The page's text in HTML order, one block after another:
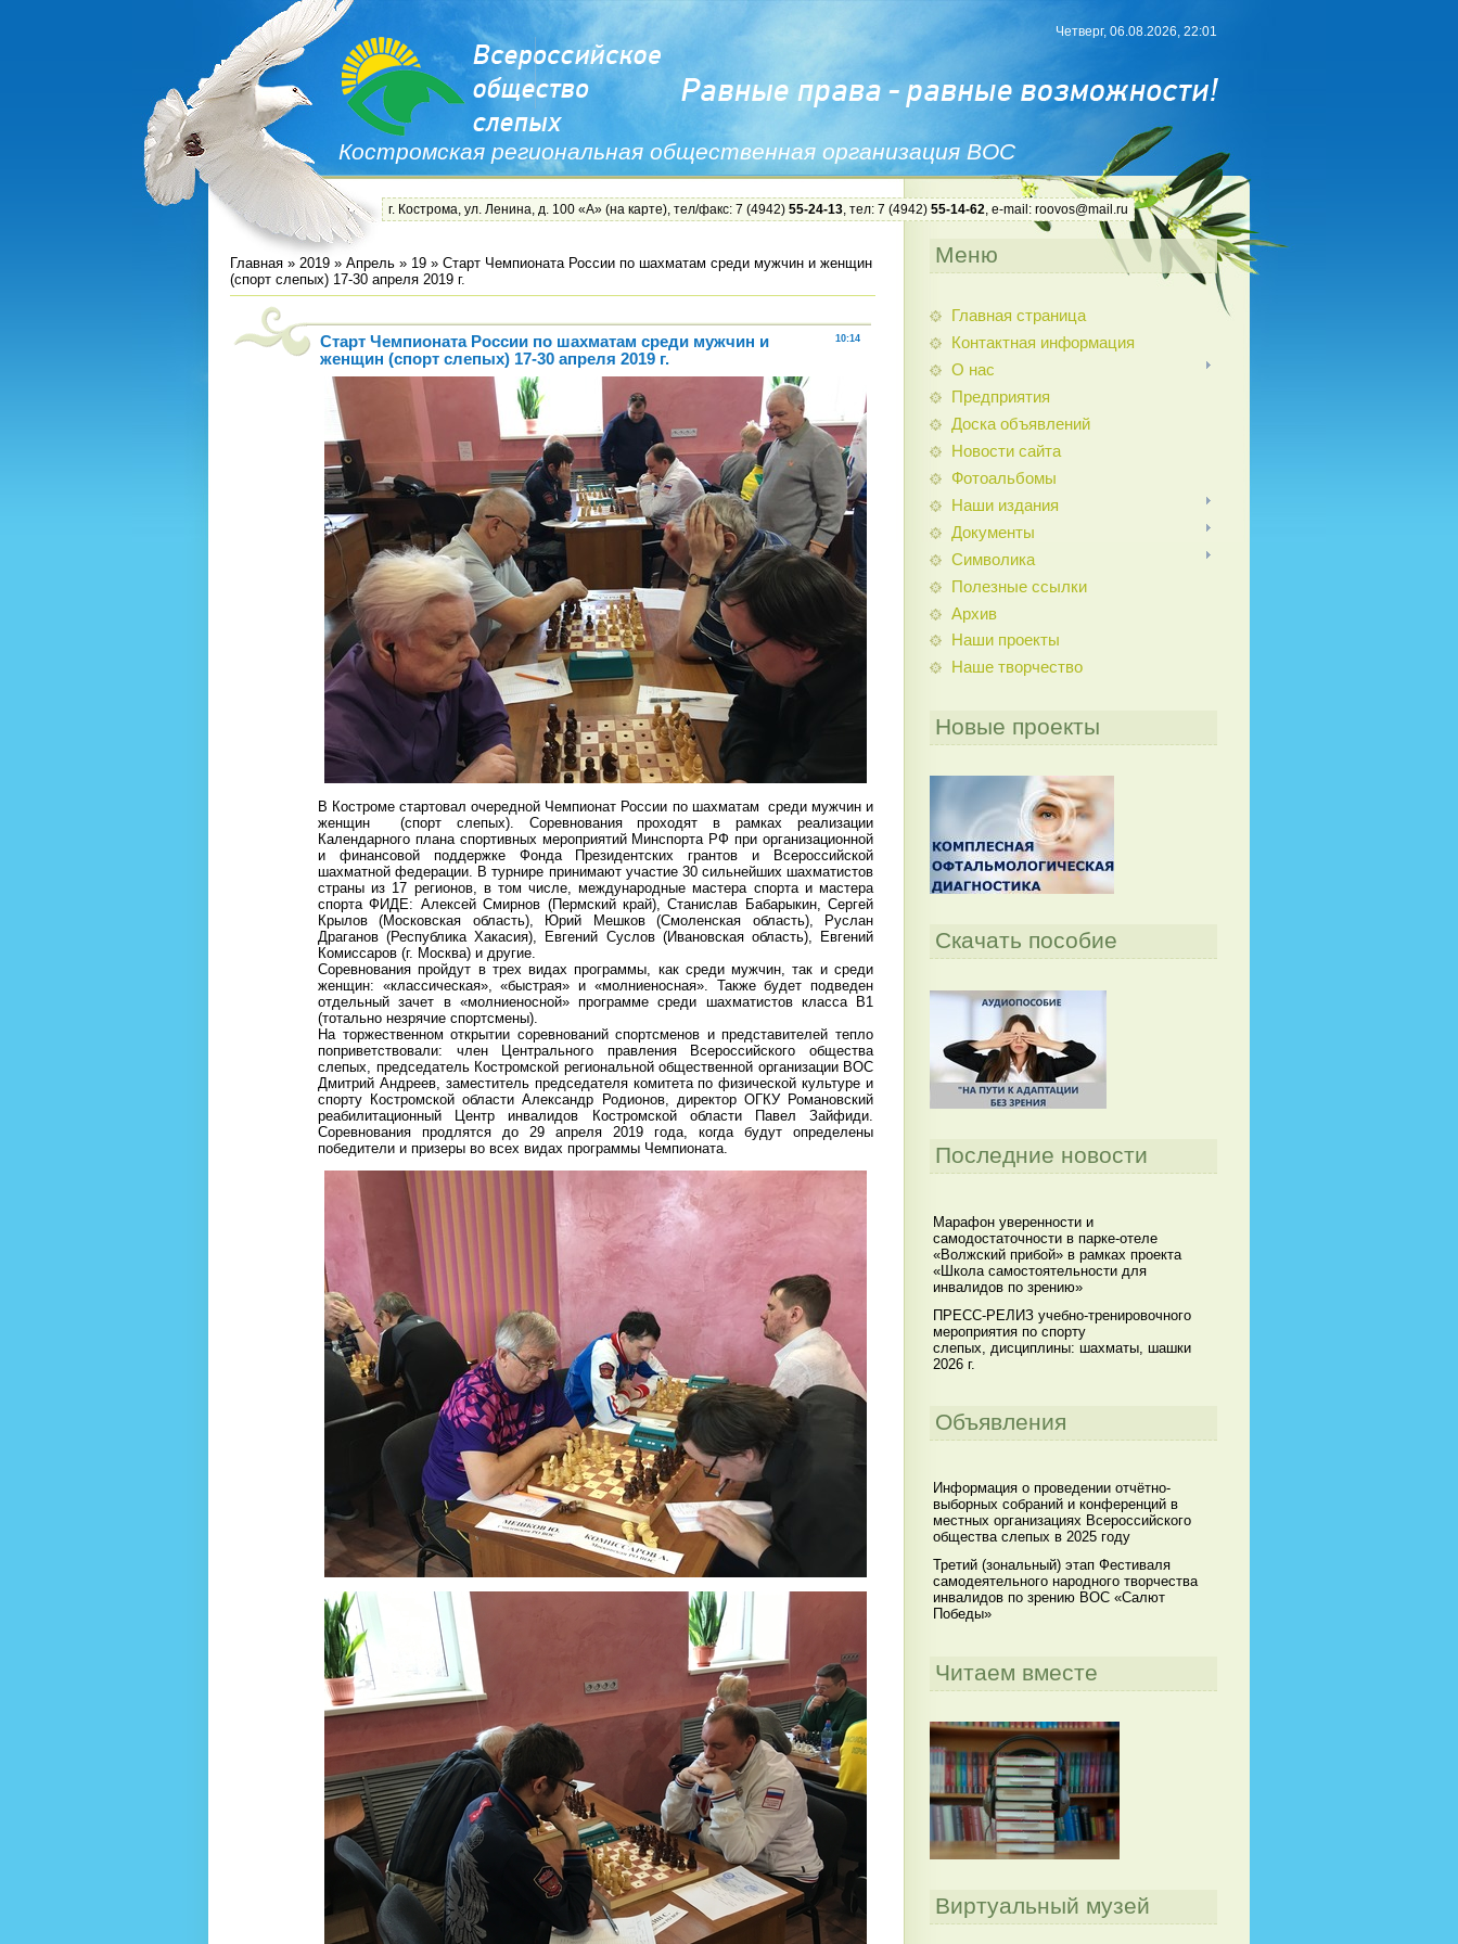
Костромская региональная общественная организация ВОС
Четверг, 06.08.2026, 22:01
г. Кострома, ул. Ленина, д. 100 «А» (на карте), тел/факс: 7 (4942) 55-24-13, тел: 7 (4942) 55-14-62, e-mail: roovos@mail.ru
Главная » 2019 » Апрель » 19 » Старт Чемпионата России по шахматам среди мужчин и женщин
(спорт слепых) 17-30 апреля 2019 г.
10:14
Старт Чемпионата России по шахматам среди мужчин и
женщин (спорт слепых) 17-30 апреля 2019 г.
В Костроме стартовал очередной Чемпионат России по шахматам среди мужчин и
женщин (спорт слепых). Соревнования проходят в рамках реализации
Календарного плана спортивных мероприятий Минспорта РФ при организационной
и финансовой поддержке Фонда Президентских грантов и Всероссийской
шахматной федерации. В турнире принимают участие 30 сильнейших шахматистов
страны из 17 регионов, в том числе, международные мастера спорта и мастера
спорта ФИДЕ: Алексей Смирнов (Пермский край), Станислав Бабарыкин, Сергей
Крылов (Московская область), Юрий Мешков (Смоленская область), Руслан
Драганов (Республика Хакасия), Евгений Суслов (Ивановская область), Евгений
Комиссаров (г. Москва) и другие.
Соревнования пройдут в трех видах программы, как среди мужчин, так и среди
женщин: «классическая», «быстрая» и «молниеносная». Также будет подведен
отдельный зачет в «молниеносной» программе среди шахматистов класса В1
(тотально незрячие спортсмены).
На торжественном открытии соревнований спортсменов и представителей тепло
поприветствовали: член Центрального правления Всероссийского общества
слепых, председатель Костромской региональной общественной организации ВОС
Дмитрий Андреев, заместитель председателя комитета по физической культуре и
спорту Костромской области Александр Родионов, директор ОГКУ Романовский
реабилитационный Центр инвалидов Костромской области Павел Зайфиди.
Соревнования продлятся до 29 апреля 2019 года, когда будут определены
победители и призеры во всех видах программы Чемпионата.
Меню
Главная страница
Контактная информация
О нас
Предприятия
Доска объявлений
Новости сайта
Фотоальбомы
Наши издания
Документы
Символика
Полезные ссылки
Архив
Наши проекты
Наше творчество
Новые проекты
Скачать пособие
Последние новости
Марафон уверенности и
самодостаточности в парке-отеле
«Волжский прибой» в рамках проекта
«Школа самостоятельности для
инвалидов по зрению»
ПРЕСС-РЕЛИЗ учебно-тренировочного
мероприятия по спорту
слепых, дисциплины: шахматы, шашки
2026 г.
Объявления
Информация о проведении отчётно-
выборных собраний и конференций в
местных организациях Всероссийского
общества слепых в 2025 году
Третий (зональный) этап Фестиваля
самодеятельного народного творчества
инвалидов по зрению ВОС «Салют
Победы»
Читаем вместе
Виртуальный музей